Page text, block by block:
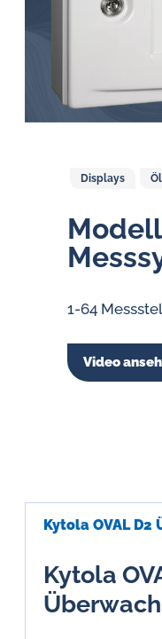
Herausforderungen.
Displays
1-64
Video
Kytola OVAL
Kytola